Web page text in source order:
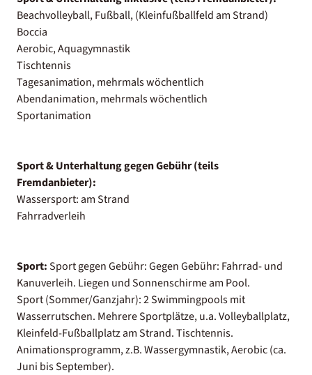
Beachvolleyball, Fußball, (Kleinfußballfeld am Strand)
Boccia
Aerobic, Aquagymnastik
Tischtennis
Tagesanimation, mehrmals wöchentlich
Abendanimation, mehrmals wöchentlich
Sportanimation
Sport & Unterhaltung gegen Gebühr (teils
Fremdanbieter):
Wassersport: am Strand
Fahrradverleih
Sport:Sport gegen Gebühr: Gegen Gebühr: Fahrrad- und
Kanuverleih. Liegen und Sonnenschirme am Pool.
Sport (Sommer/Ganzjahr): 2 Swimmingpools mit
Wasserrutschen. Mehrere Sportplätze, u.a. Volleyballplatz,
Kleinfeld-Fußballplatz am Strand. Tischtennis.
Animationsprogramm, z.B. Wassergymnastik, Aerobic (ca.
Juni bis September).